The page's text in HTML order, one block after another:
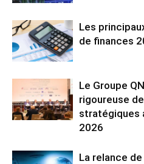
Les
de finances
Le Groupe
rigoureuse
stratégiques
2026
La relance